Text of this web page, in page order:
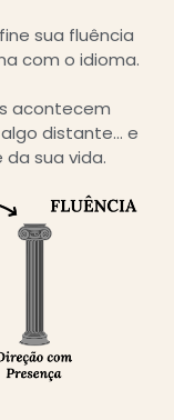
sua fluência
com o idioma.
acontecem
distante… e
sua vida.